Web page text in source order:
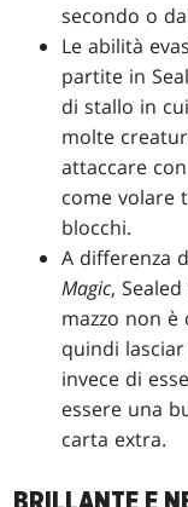
secondo o
Le abilità
partite in
di stallo in
molte
attaccare
come volare
blocchi.
A differenza
Magic,
mazzo non è
quindi
invece di
essere una
carta extra.